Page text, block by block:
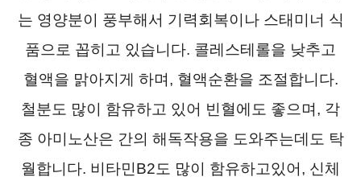
는 영양분이 풍부해서 기력회복이나 스태미너 식
품으로 꼽히고 있습니다. 콜레스테롤을 낮추고
혈액을 맑아지게 하며, 혈액순환을 조절합니다.
철분도 많이 함유하고 있어 빈혈에도 좋으며, 각
종 아미노산은 간의 해독작용을 도와주는데도 탁
월합니다. 비타민B2도 많이 함유하고있어, 신체